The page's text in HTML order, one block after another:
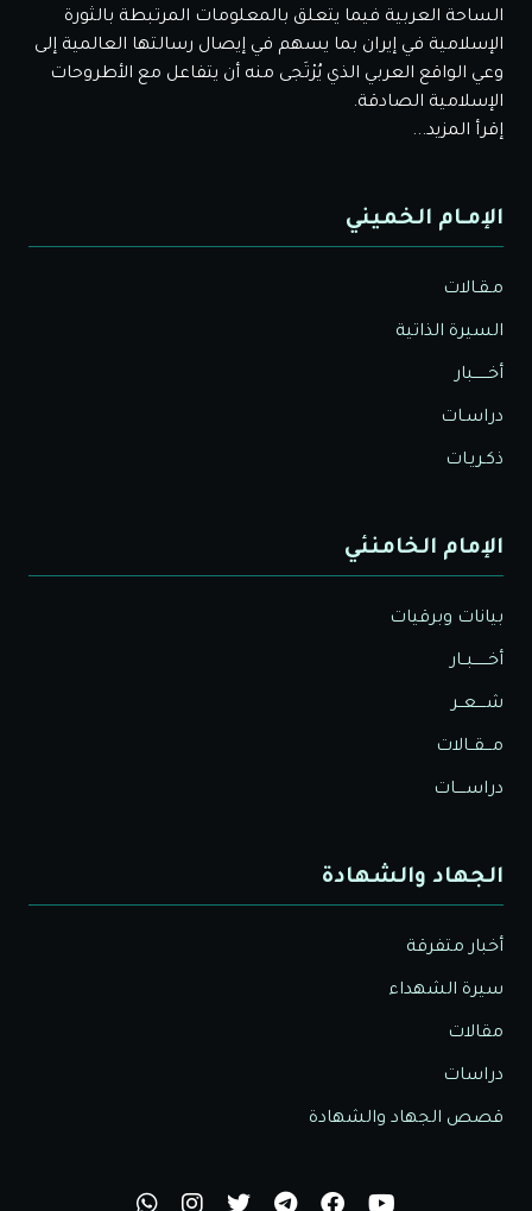
الساحة العربية فيما يتعلق بالمعلومات المرتبطة بالثورة
الإسلامية في إيران بما يسهم في إيصال رسالتها العالمية إلى
وعي الواقع العربي الذي يُرْتَجى منه أن يتفاعل مع الأطروحات
الإسلامية الصادقة.
إقرأ المزيد...
الإمـام الخميني
مـقـالات
السيرة الذاتية
أخــــــبار
دراسـات
ذكـريـات
الإمام الخامنئي
بيانات وبرقيات
أخــــــبــار
شــــعــر
مـــقــالات
دراســــات
الجهاد والشهادة
أخبار متفرقة
سيرة الشهداء
مقالات
دراسات
قصص الجهاد والشهادة